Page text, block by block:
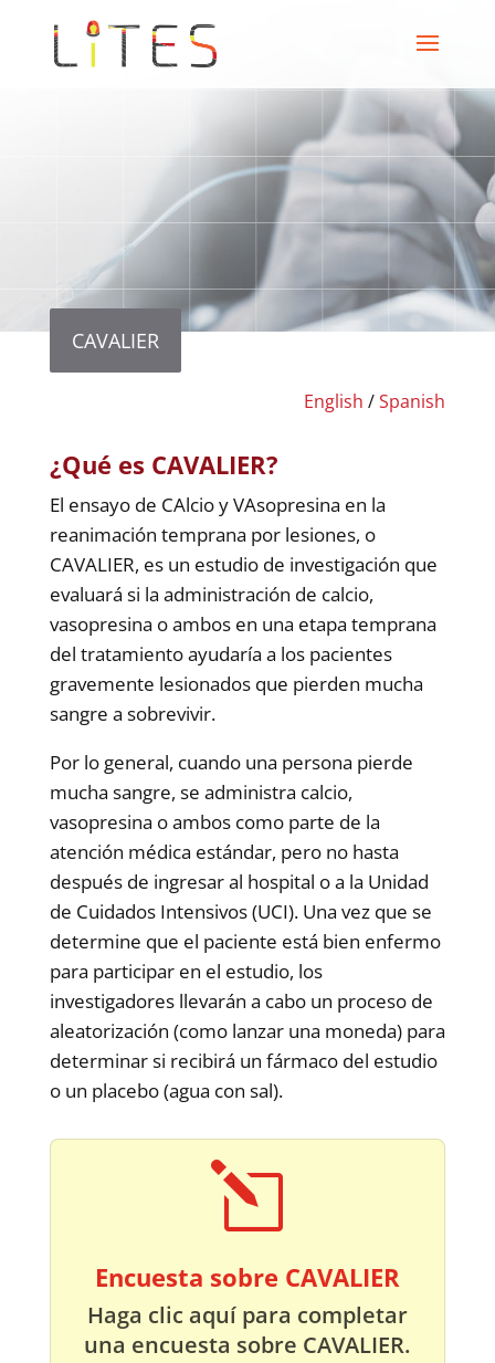
CAVALIER
English /Spanish
¿Qué es CAVALIER?
El ensayo de CAlcio y VAsopresina en la
reanimación temprana por lesiones, o
CAVALIER, es un estudio de investigación que
evaluará si la administración de calcio,
vasopresina o ambos en una etapa temprana
del tratamiento ayudaría a los pacientes
gravemente lesionados que pierden mucha
sangre a sobrevivir.
Por lo general, cuando una persona pierde
mucha sangre, se administra calcio,
vasopresina o ambos como parte de la
atención médica estándar, pero no hasta
después de ingresar al hospital o a la Unidad
de Cuidados Intensivos (UCI). Una vez que se
determine que el paciente está bien enfermo
para participar en el estudio, los
investigadores llevarán a cabo un proceso de
aleatorización (como lanzar una moneda) para
determinar si recibirá un fármaco del estudio
o un placebo (agua con sal).
l
Encuesta sobre CAVALIER
Haga clic aquí para completar
una encuesta sobre CAVALIER.